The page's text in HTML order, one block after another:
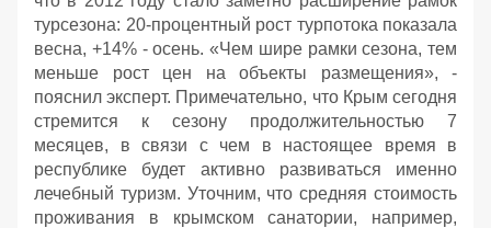
турсезона: 20-процентный рост турпотока показала
весна, +14% - осень. «Чем шире рамки сезона, тем
меньше рост цен на объекты размещения», -
пояснил эксперт. Примечательно, что Крым сегодня
стремится к сезону продолжительностью 7
месяцев, в связи с чем в настоящее время в
республике будет активно развиваться именно
лечебный туризм. Уточним, что средняя стоимость
проживания в крымском санатории, например,